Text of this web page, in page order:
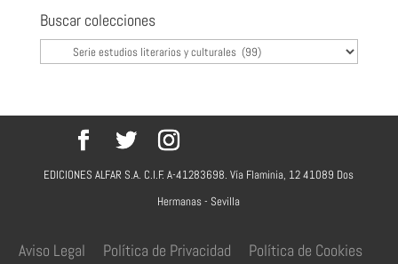
Buscar colecciones
EDICIONES ALFAR S.A. C.I.F. A-41283698. Vía Flaminia, 12 41089 Dos
Hermanas - Sevilla
Aviso Legal Política de Privacidad Política de Cookies